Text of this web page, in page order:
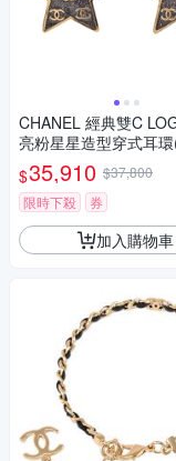
CHANEL 經典雙C
亮粉星星造型穿式耳
$35,910 $37,800
限時下殺
券
加入購物車